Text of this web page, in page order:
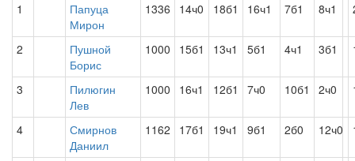
1
Папуца
Мирон
1336 14ч0 18б1 16ч1 7б1 8ч1
2
Пушной
Борис
1000 15б1 13ч1 5б1 4ч1 3б1
3
Пилюгин
Лев
1000 16ч1 12б1 7ч0 10б1 2ч0
4
Смирнов
Даниил
1162 17б1 19ч1 9б1 2б0 12ч0